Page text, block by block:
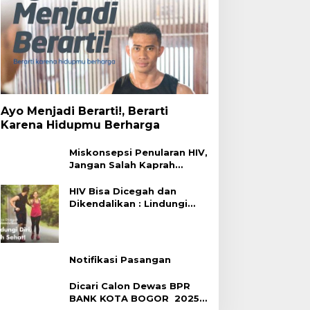
Ayo Menjadi Berarti!, Berarti
Karena Hidupmu Berharga
Miskonsepsi Penularan HIV,
Jangan Salah Kaprah
HIV Bisa Dicegah dan
Dikendalikan : Lindungi
Notifikasi Pasangan
Dicari Calon Dewas BPR
BANK KOTA BOGOR 2025-